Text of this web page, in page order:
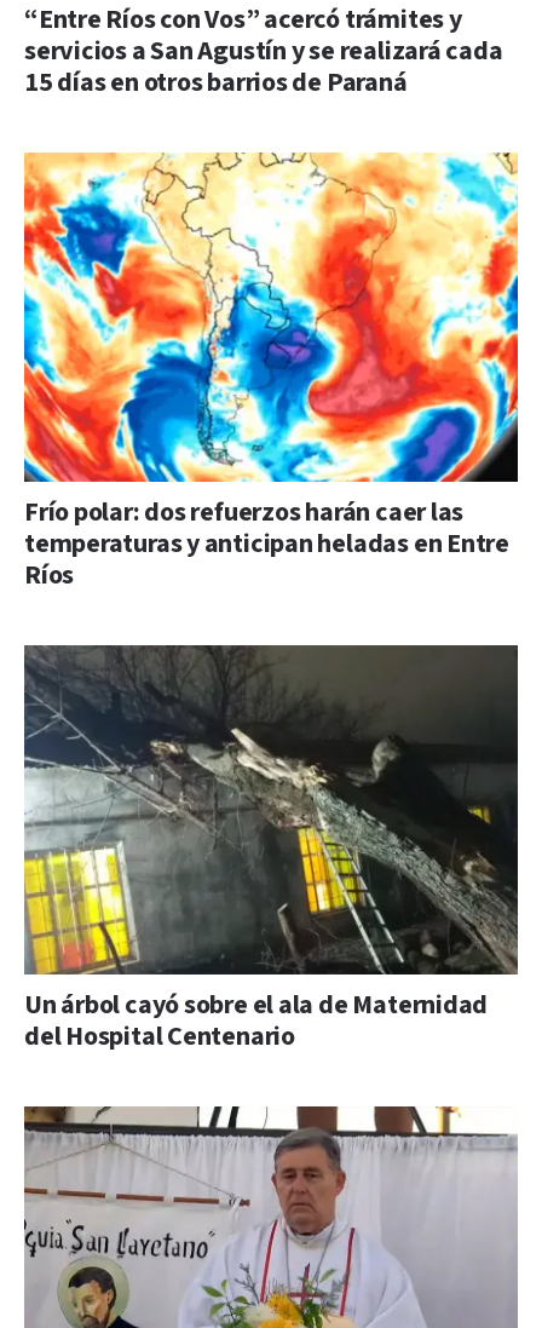
“Entre Ríos con Vos” acercó trámites y
servicios a San Agustín y se realizará cada
15 días en otros barrios de Paraná
Frío polar: dos refuerzos harán caer las
temperaturas y anticipan heladas en Entre
Ríos
Un árbol cayó sobre el ala de Maternidad
del Hospital Centenario